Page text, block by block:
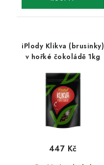
iPlody Klikva (brusinky)
v hořké čokoládě 1kg
447 Kč